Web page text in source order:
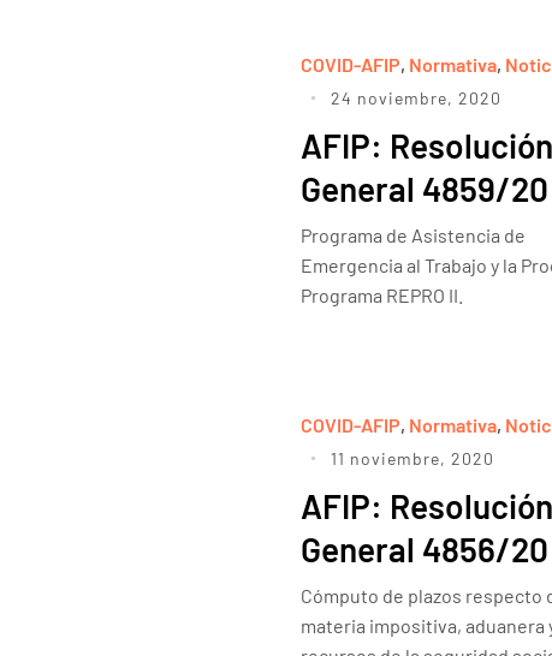
COVID-AFIP, Normativa,
24 noviembre, 2020
AFIP: Resolución
General 4859/20
Programa de Asistencia de
Emergencia al Trabajo y la
Programa REPRO II.
COVID-AFIP, Normativa,
11 noviembre, 2020
AFIP: Resolución
General 4856/20
Cómputo de plazos respecto
materia impositiva, aduanera